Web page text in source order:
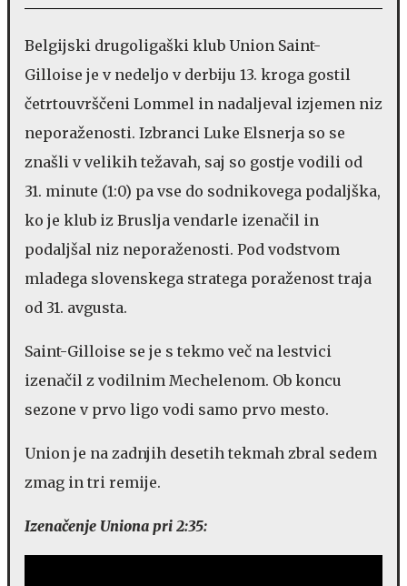
Belgijski drugoligaški klub Union Saint-
Gilloise je v nedeljo v derbiju 13. kroga gostil
četrtouvrščeni Lommel in nadaljeval izjemen niz
neporaženosti. Izbranci Luke Elsnerja so se
znašli v velikih težavah, saj so gostje vodili od
31. minute (1:0) pa vse do sodnikovega podaljška,
ko je klub iz Bruslja vendarle izenačil in
podaljšal niz neporaženosti. Pod vodstvom
mladega slovenskega stratega poraženost traja
od 31. avgusta.
Saint-Gilloise se je s tekmo več na lestvici
izenačil z vodilnim Mechelenom. Ob koncu
sezone v prvo ligo vodi samo prvo mesto.
Union je na zadnjih desetih tekmah zbral sedem
zmag in tri remije.
Izenačenje Uniona pri 2:35: